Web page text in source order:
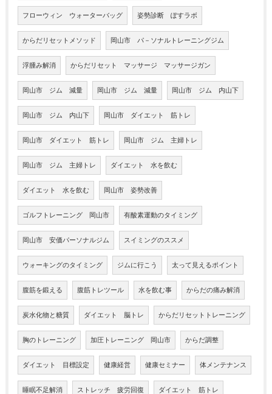
フローウィン ウォーターバッグ 姿勢診断 ぽすラボ
からだリセットメソッド 岡山市 パ－ソナルトレーニングジム
浮腫み解消 からだリセット マッサージ マッサージガン
岡山市 ジム 減量 岡山市 ジム 減量 岡山市 ジム 内山下
岡山市 ジム 内山下 岡山市 ダイエット 筋トレ
岡山市 ダイエット 筋トレ 岡山市 ジム 主婦トレ
岡山市 ジム 主婦トレ ダイエット 水を飲む
ダイエット 水を飲む 岡山市 姿勢改善
ゴルフトレーニング 岡山市 有酸素運動のタイミング
岡山市 安価パーソナルジム スイミングのススメ
ウォーキングのタイミング ジムに行こう 太って見えるポイント
腹筋を鍛える 腹筋トレツール 水を飲む事 からだの痛み解消
炭水化物と糖質 ダイエット 脳トレ からだリセットトレーニング
胸のトレーニング 加圧トレーニング 岡山市 からだ調整
ダイエット 目標設定 健康経営 健康セミナー 体メンテナンス
睡眠不足解消 ストレッチ 疲労回復 ダイエット 筋トレ